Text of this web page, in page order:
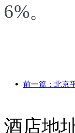
6%。
酒店地